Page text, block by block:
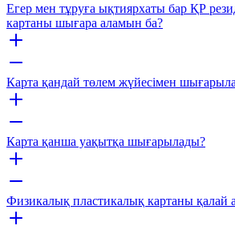
Егер мен тұруға ықтиярхаты бар ҚР
картаны шығара аламын ба?
Карта қандай төлем жүйесімен
Карта қанша уақытқа шығарылады?
Физикалық пластикалық картаны қалай